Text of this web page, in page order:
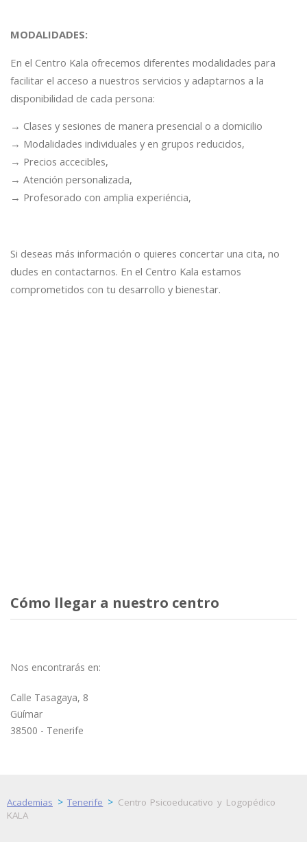
MODALIDADES:
En el Centro Kala ofrecemos diferentes modalidades para
facilitar el acceso a nuestros servicios y adaptarnos a la
disponibilidad de cada persona:
→ Clases y sesiones de manera presencial o a domicilio
→ Modalidades individuales y en grupos reducidos,
→ Precios accecibles,
→ Atención personalizada,
→ Profesorado con amplia experiéncia,
Si deseas más información o quieres concertar una cita, no
dudes en contactarnos. En el Centro Kala estamos
comprometidos con tu desarrollo y bienestar.
Cómo llegar a nuestro centro
Nos encontrarás en:
Calle Tasagaya, 8
Güímar
38500 - Tenerife
Academias >Tenerife > Centro Psicoeducativo y Logopédico
KALA